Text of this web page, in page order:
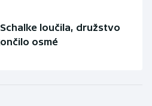
loučila, družstvo
osmé